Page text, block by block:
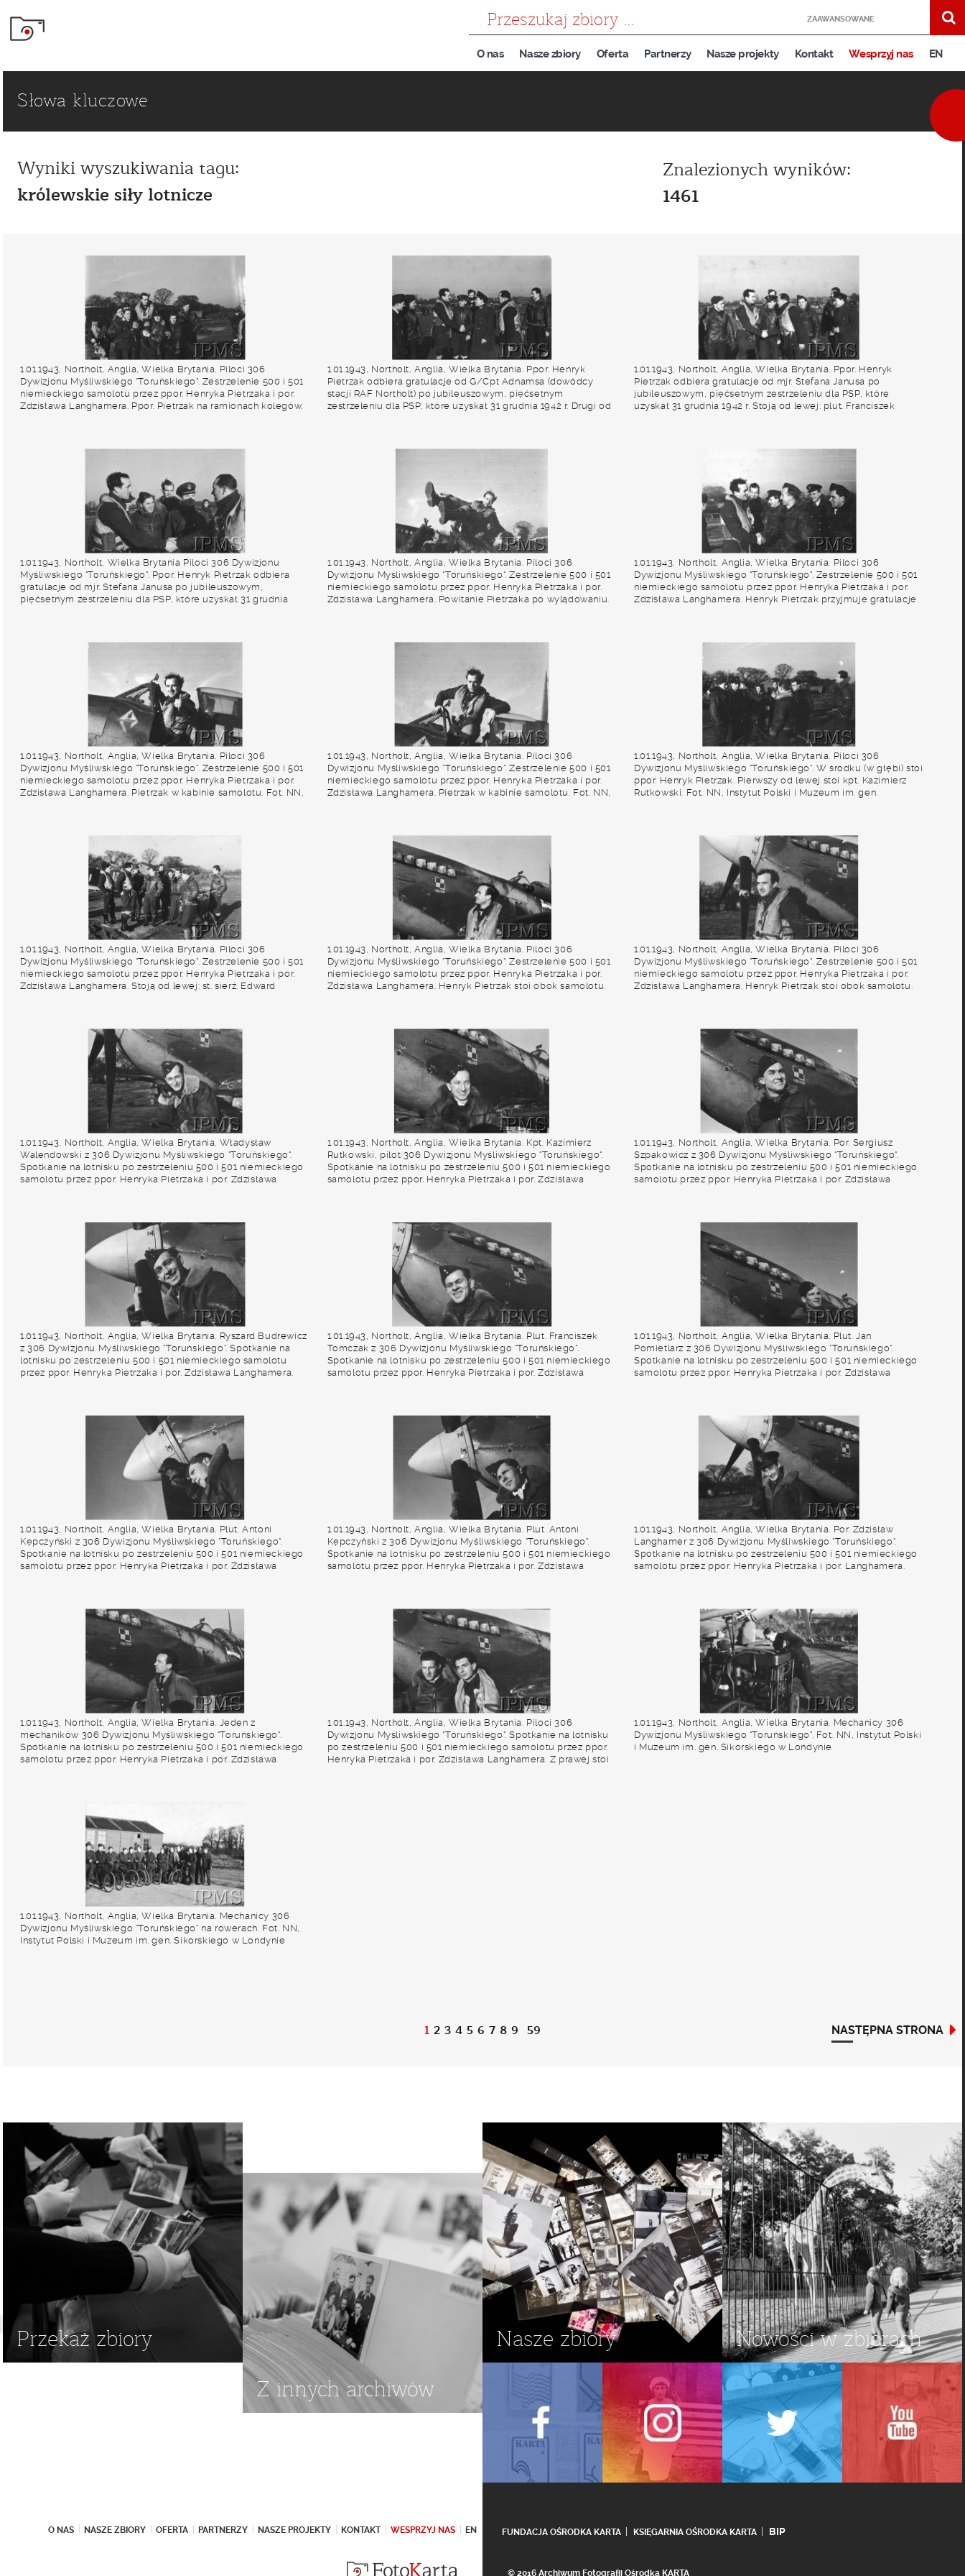
ZAAWANSOWANE
O nas Nasze zbiory Oferta Partnerzy Nasze projekty Kontakt Wesprzyj nas EN
Słowa kluczowe
Wyniki wyszukiwania tagu:
królewskie siły lotnicze
Znalezionych wyników:
1461
1.01.1943, Northolt, Anglia, Wielka Brytania. Piloci 306
Dywizjonu Myśliwskiego "Toruńskiego". Zestrzelenie 500 i 501
niemieckiego samolotu przez ppor. Henryka Pietrzaka i por.
Zdzisława Langhamera. Ppor. Pietrzak na ramionach kolegów,
1.01.1943, Northolt, Anglia, Wielka Brytania. Ppor. Henryk
Pietrzak odbiera gratulacje od G/Cpt Adnamsa (dowódcy
stacji RAF Northolt) po jubileuszowym, pięćsetnym
zestrzeleniu dla PSP, które uzyskał 31 grudnia 1942 r. Drugi od
1.01.1943, Northolt, Anglia, Wielka Brytania. Ppor. Henryk
Pietrzak odbiera gratulacje od mjr. Stefana Janusa po
jubileuszowym, pięćsetnym zestrzeleniu dla PSP, które
uzyskał 31 grudnia 1942 r. Stoją od lewej: plut. Franciszek
1.01.1943, Northolt, Wielka Brytania Piloci 306 Dywizjonu
Myśliwskiego "Toruńskiego". Ppor. Henryk Pietrzak odbiera
gratulacje od mjr. Stefana Janusa po jubileuszowym,
pięćsetnym zestrzeleniu dla PSP, które uzyskał 31 grudnia
1.01.1943, Northolt, Anglia, Wielka Brytania. Piloci 306
Dywizjonu Myśliwskiego "Toruńskiego". Zestrzelenie 500 i 501
niemieckiego samolotu przez ppor. Henryka Pietrzaka i por.
Zdzisława Langhamera. Powitanie Pietrzaka po wylądowaniu.
1.01.1943, Northolt, Anglia, Wielka Brytania. Piloci 306
Dywizjonu Myśliwskiego "Toruńskiego". Zestrzelenie 500 i 501
niemieckiego samolotu przez ppor. Henryka Pietrzaka i por.
Zdzisława Langhamera. Henryk Pietrzak przyjmuje gratulacje
1.01.1943, Northolt, Anglia, Wielka Brytania. Piloci 306
Dywizjonu Myśliwskiego "Toruńskiego". Zestrzelenie 500 i 501
niemieckiego samolotu przez ppor. Henryka Pietrzaka i por.
Zdzisława Langhamera. Pietrzak w kabinie samolotu. Fot. NN,
1.01.1943, Northolt, Anglia, Wielka Brytania. Piloci 306
Dywizjonu Myśliwskiego "Toruńskiego". Zestrzelenie 500 i 501
niemieckiego samolotu przez ppor. Henryka Pietrzaka i por.
Zdzisława Langhamera. Pietrzak w kabinie samolotu. Fot. NN,
1.01.1943, Northolt, Anglia, Wielka Brytania. Piloci 306
Dywizjonu Myśliwskiego "Toruńskiego". W środku (w głębi) stoi
ppor. Henryk Pietrzak. Pierwszy od lewej stoi kpt. Kazimierz
Rutkowski. Fot. NN, Instytut Polski i Muzeum im. gen.
1.01.1943, Northolt, Anglia, Wielka Brytania. Piloci 306
Dywizjonu Myśliwskiego "Toruńskiego". Zestrzelenie 500 i 501
niemieckiego samolotu przez ppor. Henryka Pietrzaka i por.
Zdzisława Langhamera. Stoją od lewej: st. sierż. Edward
1.01.1943, Northolt, Anglia, Wielka Brytania. Piloci 306
Dywizjonu Myśliwskiego "Toruńskiego". Zestrzelenie 500 i 501
niemieckiego samolotu przez ppor. Henryka Pietrzaka i por.
Zdzisława Langhamera. Henryk Pietrzak stoi obok samolotu.
1.01.1943, Northolt, Anglia, Wielka Brytania. Piloci 306
Dywizjonu Myśliwskiego "Toruńskiego". Zestrzelenie 500 i 501
niemieckiego samolotu przez ppor. Henryka Pietrzaka i por.
Zdzisława Langhamera. Henryk Pietrzak stoi obok samolotu.
1.01.1943, Northolt, Anglia, Wielka Brytania. Władysław
Walendowski z 306 Dywizjonu Myśliwskiego "Toruńskiego".
Spotkanie na lotnisku po zestrzeleniu 500 i 501 niemieckiego
samolotu przez ppor. Henryka Pietrzaka i por. Zdzisława
1.01.1943, Northolt, Anglia, Wielka Brytania. Kpt. Kazimierz
Rutkowski, pilot 306 Dywizjonu Myśliwskiego "Toruńskiego".
Spotkanie na lotnisku po zestrzeleniu 500 i 501 niemieckiego
samolotu przez ppor. Henryka Pietrzaka i por. Zdzisława
1.01.1943, Northolt, Anglia, Wielka Brytania. Por. Sergiusz
Szpakowicz z 306 Dywizjonu Myśliwskiego "Toruńskiego".
Spotkanie na lotnisku po zestrzeleniu 500 i 501 niemieckiego
samolotu przez ppor. Henryka Pietrzaka i por. Zdzisława
1.01.1943, Northolt, Anglia, Wielka Brytania. Ryszard Budrewicz
z 306 Dywizjonu Myśliwskiego "Toruńskiego". Spotkanie na
lotnisku po zestrzeleniu 500 i 501 niemieckiego samolotu
przez ppor. Henryka Pietrzaka i por. Zdzisława Langhamera.
1.01.1943, Northolt, Anglia, Wielka Brytania. Plut. Franciszek
Tomczak z 306 Dywizjonu Myśliwskiego "Toruńskiego".
Spotkanie na lotnisku po zestrzeleniu 500 i 501 niemieckiego
samolotu przez ppor. Henryka Pietrzaka i por. Zdzisława
1.01.1943, Northolt, Anglia, Wielka Brytania. Plut. Jan
Pomietlarz z 306 Dywizjonu Myśliwskiego "Toruńskiego".
Spotkanie na lotnisku po zestrzeleniu 500 i 501 niemieckiego
samolotu przez ppor. Henryka Pietrzaka i por. Zdzisława
1.01.1943, Northolt, Anglia, Wielka Brytania. Plut. Antoni
Kępczyński z 306 Dywizjonu Myśliwskiego "Toruńskiego".
Spotkanie na lotnisku po zestrzeleniu 500 i 501 niemieckiego
samolotu przez ppor. Henryka Pietrzaka i por. Zdzisława
1.01.1943, Northolt, Anglia, Wielka Brytania. Plut. Antoni
Kępczyński z 306 Dywizjonu Myśliwskiego "Toruńskiego".
Spotkanie na lotnisku po zestrzeleniu 500 i 501 niemieckiego
samolotu przez ppor. Henryka Pietrzaka i por. Zdzisława
1.01.1943, Northolt, Anglia, Wielka Brytania. Por. Zdzisław
Langhamer z 306 Dywizjonu Myśliwskiego "Toruńskiego".
Spotkanie na lotnisku po zestrzeleniu 500 i 501 niemieckiego
samolotu przez ppor. Henryka Pietrzaka i por. Langhamera.
1.01.1943, Northolt, Anglia, Wielka Brytania. Jeden z
mechaników 306 Dywizjonu Myśliwskiego "Toruńskiego".
Spotkanie na lotnisku po zestrzeleniu 500 i 501 niemieckiego
samolotu przez ppor. Henryka Pietrzaka i por. Zdzisława
1.01.1943, Northolt, Anglia, Wielka Brytania. Piloci 306
Dywizjonu Myśliwskiego "Toruńskiego". Spotkanie na lotnisku
po zestrzeleniu 500 i 501 niemieckiego samolotu przez ppor.
Henryka Pietrzaka i por. Zdzisława Langhamera. Z prawej stoi
1.01.1943, Northolt, Anglia, Wielka Brytania. Mechanicy 306
Dywizjonu Myśliwskiego "Toruńskiego". Fot. NN, Instytut Polski
i Muzeum im. gen. Sikorskiego w Londynie
1.01.1943, Northolt, Anglia, Wielka Brytania. Mechanicy 306
Dywizjonu Myśliwskiego "Toruńskiego" na rowerach. Fot. NN,
Instytut Polski i Muzeum im. gen. Sikorskiego w Londynie
1 2 3 4 5 6 7 8 9 NASTĘPNA STRONA
59
Przekaż zbiory
Z innych archiwów
Nasze zbiory Nowości w zbiorach
O NAS NASZE ZBIORY OFERTA PARTNERZY NASZE PROJEKTY KONTAKT WESPRZYJ NAS EN FUNDACJA OŚRODKA KARTA KSIĘGARNIA OŚRODKA KARTA BIP
© 2016 Archiwum Fotografii Ośrodka KARTA